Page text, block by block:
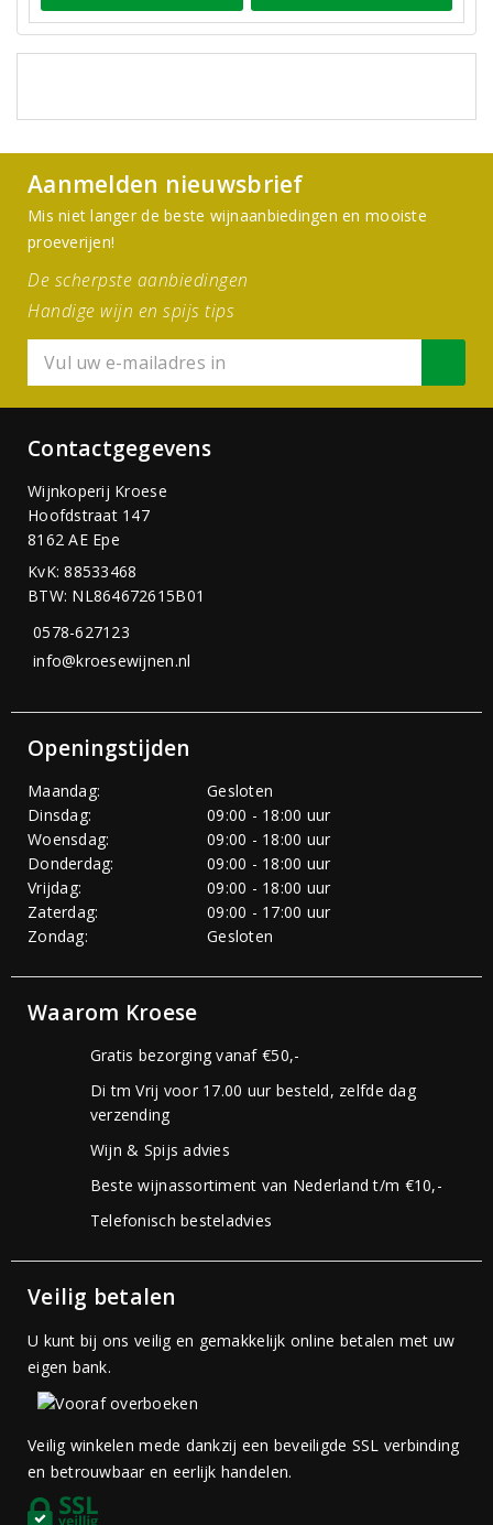
Aanmelden nieuwsbrief
Mis niet langer de beste wijnaanbiedingen en mooiste
proeverijen!
De scherpste aanbiedingen
Handige wijn en spijs tips
Contactgegevens
Wijnkoperij Kroese
Hoofdstraat 147
8162 AE Epe
KvK: 88533468
BTW: NL864672615B01
0578-627123
info@kroesewijnen.nl
Openingstijden
Maandag:
Gesloten
Dinsdag:
09:00 - 18:00 uur
Woensdag:
09:00 - 18:00 uur
Donderdag:
09:00 - 18:00 uur
Vrijdag:
09:00 - 18:00 uur
Zaterdag:
09:00 - 17:00 uur
Zondag:
Gesloten
Waarom Kroese
Gratis bezorging vanaf €50,-
Di tm Vrij voor 17.00 uur besteld, zelfde dag
verzending
Wijn & Spijs advies
Beste wijnassortiment van Nederland t/m €10,-
Telefonisch besteladvies
Veilig betalen
U kunt bij ons veilig en gemakkelijk online betalen met uw
eigen bank.
Veilig winkelen mede dankzij een beveiligde SSL verbinding
en betrouwbaar en eerlijk handelen.